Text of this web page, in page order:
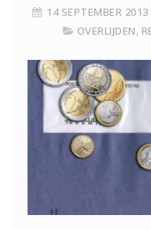
14 SEPTEMBER 2013
OVERLIJDEN,